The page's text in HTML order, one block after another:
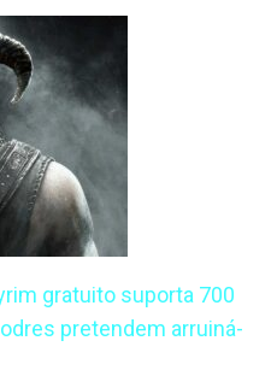
gratuito suporta 700
pretendem arruiná-